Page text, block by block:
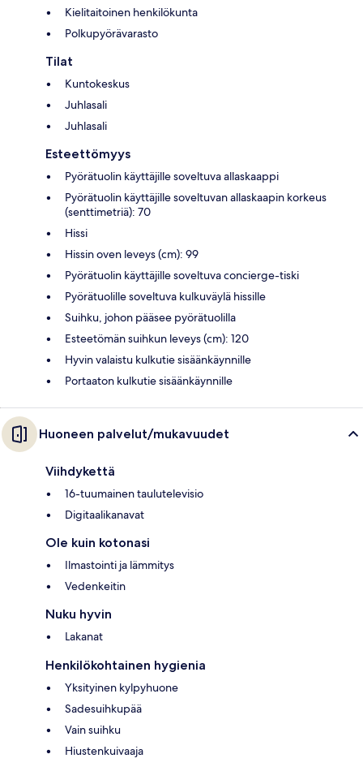
Kielitaitoinen henkilökunta
Polkupyörävarasto
Tilat
Kuntokeskus
Juhlasali
Juhlasali
Esteettömyys
Pyörätuolin käyttäjille soveltuva allaskaappi
Pyörätuolin käyttäjille soveltuvan allaskaapin korkeus
(senttimetriä): 70
Hissi
Hissin oven leveys (cm): 99
Pyörätuolin käyttäjille soveltuva concierge-tiski
Pyörätuolille soveltuva kulkuväylä hissille
Suihku, johon pääsee pyörätuolilla
Esteetömän suihkun leveys (cm): 120
Hyvin valaistu kulkutie sisäänkäynnille
Portaaton kulkutie sisäänkäynnille
Huoneen palvelut/mukavuudet
Viihdykettä
16-tuumainen taulutelevisio
Digitaalikanavat
Ole kuin kotonasi
Ilmastointi ja lämmitys
Vedenkeitin
Nuku hyvin
Lakanat
Henkilökohtainen hygienia
Yksityinen kylpyhuone
Sadesuihkupää
Vain suihku
Hiustenkuivaaja